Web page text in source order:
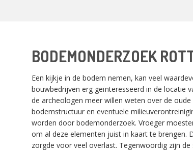
BODEMONDERZOEK
Een kijkje in de bodem nemen, kan veel
bouwbedrijven erg geïnteresseerd in de locatie
de archeologen meer willen weten over de
bodemstructuur en eventuele
worden door bodemonderzoek. Vroeger
om al deze elementen juist in kaart te brengen.
zorgde voor veel overlast. Tegenwoordig zijn